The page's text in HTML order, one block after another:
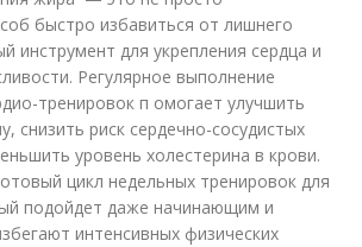
быстро избавиться от лишнего
инструмент для укрепления сердца и
Регулярное выполнение
тренировок п омогает улучшить
снизить риск сердечно-сосудистых
уровень холестерина в крови.
цикл недельных тренировок для
подойдет даже начинающим и
интенсивных физических